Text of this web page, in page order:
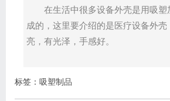
在生活中很多设备外壳是用吸塑
成的，这里要介绍的是医疗设备外壳
亮，有光泽，手感好。
标签： 吸塑制品